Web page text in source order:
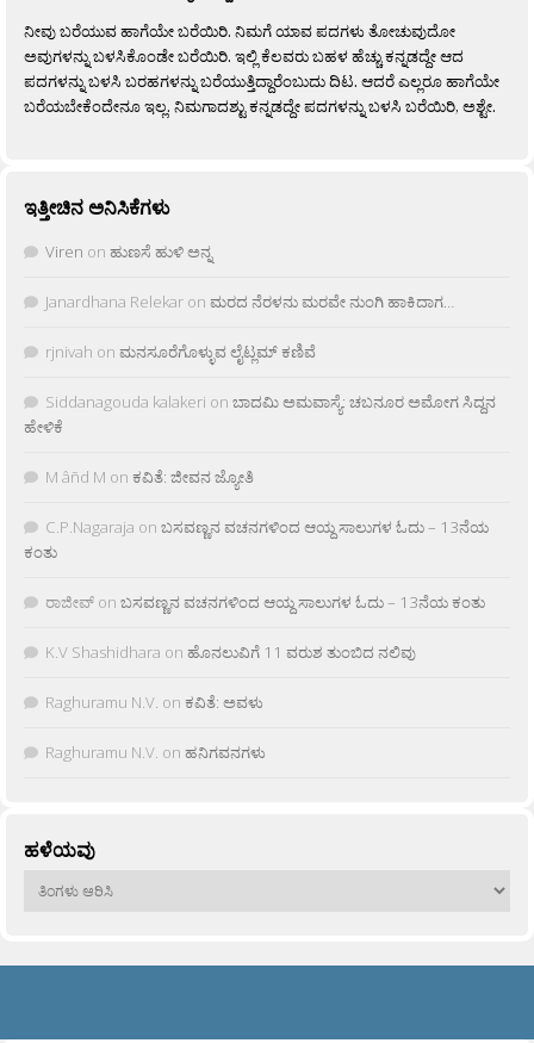
ನೀವು ಬರೆಯುವ ಹಾಗೆಯೇ ಬರೆಯಿರಿ. ನಿಮಗೆ ಯಾವ ಪದಗಳು ತೋಚುವುದೋ
ಅವುಗಳನ್ನು ಬಳಸಿಕೊಂಡೇ ಬರೆಯಿರಿ. ಇಲ್ಲಿ ಕೆಲವರು ಬಹಳ ಹೆಚ್ಚು ಕನ್ನಡದ್ದೇ ಆದ
ಪದಗಳನ್ನು ಬಳಸಿ ಬರಹಗಳನ್ನು ಬರೆಯುತ್ತಿದ್ದಾರೆಂಬುದು ದಿಟ. ಆದರೆ ಎಲ್ಲರೂ ಹಾಗೆಯೇ
ಬರೆಯಬೇಕೆಂದೇನೂ ಇಲ್ಲ. ನಿಮಗಾದಶ್ಟು ಕನ್ನಡದ್ದೇ ಪದಗಳನ್ನು ಬಳಸಿ ಬರೆಯಿರಿ, ಅಶ್ಟೇ.
ಇತ್ತೀಚಿನ ಅನಿಸಿಕೆಗಳು
Viren on ಹುಣಸೆ ಹುಳಿ ಅನ್ನ
Janardhana Relekar on ಮರದ ನೆರಳನು ಮರವೇ ನುಂಗಿ ಹಾಕಿದಾಗ…
rjnivah on ಮನಸೂರೆಗೊಳ್ಳುವ ಲೈಟ್ಲಮ್ ಕಣಿವೆ
Siddanagouda kalakeri on ಬಾದಮಿ ಅಮವಾಸ್ಯೆ: ಚಬನೂರ ಅಮೋಗ ಸಿದ್ದನ
ಹೇಳಿಕೆ
M âñd M on ಕವಿತೆ: ಜೀವನ ಜ್ಯೋತಿ
C.P.Nagaraja on ಬಸವಣ್ಣನ ವಚನಗಳಿಂದ ಆಯ್ದ ಸಾಲುಗಳ ಓದು – 13ನೆಯ
ಕಂತು
ರಾಜೀವ್ on ಬಸವಣ್ಣನ ವಚನಗಳಿಂದ ಆಯ್ದ ಸಾಲುಗಳ ಓದು – 13ನೆಯ ಕಂತು
K.V Shashidhara on ಹೊನಲುವಿಗೆ 11 ವರುಶ ತುಂಬಿದ ನಲಿವು
Raghuramu N.V. on ಕವಿತೆ: ಅವಳು
Raghuramu N.V. on ಹನಿಗವನಗಳು
ಹಳೆಯವು
ಹಳೆಯವು